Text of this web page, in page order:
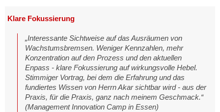
Klare Fokussierung
„Interessante Sichtweise auf das Ausräumen von
Wachstumsbremsen. Weniger Kennzahlen, mehr
Konzentration auf den Prozess und den aktuellen
Enpass - klare Fokussierung auf wirkungsvolle Hebel.
Stimmiger Vortrag, bei dem die Erfahrung und das
fundiertes Wissen von Herrn Akar sichtbar wird - aus der
Praxis, für die Praxis, ganz nach meinem Geschmack.“
(Management Innovation Camp in Essen)